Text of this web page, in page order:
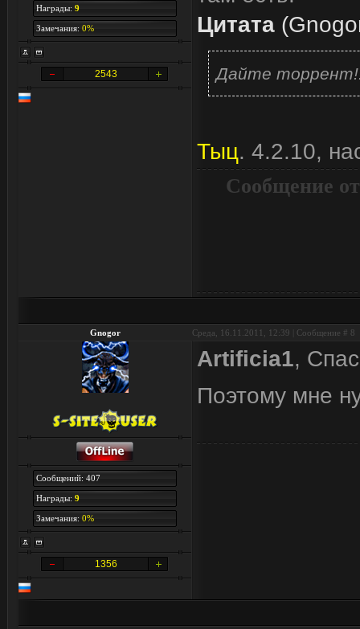
Награды: 9
Замечания: 0%
2543
Цитата (
Дайте
Тыц. 4.2.10,
Сообщение
Gnogor Среда, 16.11.2011, 12:39 | Сообщение # 8
Сообщений: 407
Награды: 9
Замечания: 0%
1356
Artificia1,
Поэтому мне